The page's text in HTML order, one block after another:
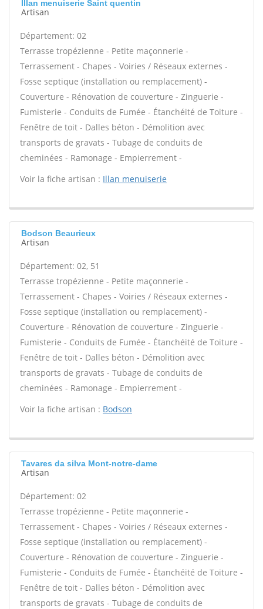
Illan menuiserie Saint quentin
Artisan
Département: 02
Terrasse tropézienne - Petite maçonnerie -
Terrassement - Chapes - Voiries / Réseaux externes -
Fosse septique (installation ou remplacement) -
Couverture - Rénovation de couverture - Zinguerie -
Fumisterie - Conduits de Fumée - Étanchéité de Toiture -
Fenêtre de toit - Dalles béton - Démolition avec
transports de gravats - Tubage de conduits de
cheminées - Ramonage - Empierrement -
Voir la fiche artisan : Illan menuiserie
Bodson Beaurieux
Artisan
Département: 02, 51
Terrasse tropézienne - Petite maçonnerie -
Terrassement - Chapes - Voiries / Réseaux externes -
Fosse septique (installation ou remplacement) -
Couverture - Rénovation de couverture - Zinguerie -
Fumisterie - Conduits de Fumée - Étanchéité de Toiture -
Fenêtre de toit - Dalles béton - Démolition avec
transports de gravats - Tubage de conduits de
cheminées - Ramonage - Empierrement -
Voir la fiche artisan : Bodson
Tavares da silva Mont-notre-dame
Artisan
Département: 02
Terrasse tropézienne - Petite maçonnerie -
Terrassement - Chapes - Voiries / Réseaux externes -
Fosse septique (installation ou remplacement) -
Couverture - Rénovation de couverture - Zinguerie -
Fumisterie - Conduits de Fumée - Étanchéité de Toiture -
Fenêtre de toit - Dalles béton - Démolition avec
transports de gravats - Tubage de conduits de